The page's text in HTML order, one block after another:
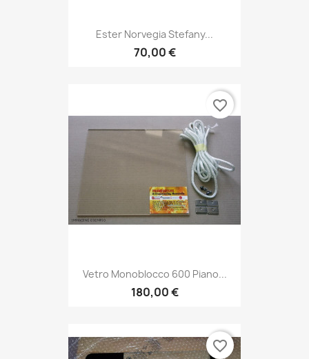
Ester Norvegia Stefany...
70,00 €
Vetro Monoblocco 600 Piano...
180,00 €
favorite_border
favorite_border